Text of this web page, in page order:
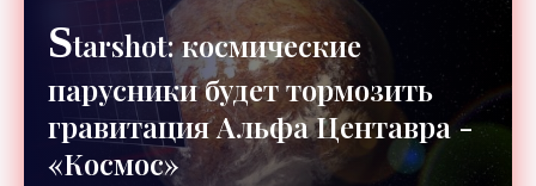
Starshot: космические
парусники будет тормозить
гравитация Альфа Центавра -
«Космос»